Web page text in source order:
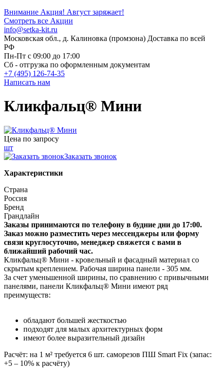
Внимание Акция! Август заряжает!
Смотреть все Акции
info@setka-kit.ru
Московская обл., д. Калиновка (промзона) Доставка по всей
РФ
Пн-Пт с 09:00 до 17:00
Сб - отгрузка по оформленным документам
+7 (495) 126-74-35
Написать нам
Кликфальц® Мини
Цена по запросу
шт
Заказать звонок
Характеристики
Страна
Россия
Бренд
Грандлайн
Заказы принимаются по телефону в будние дни до 17:00.
Заказ можно разместить через мессенджеры или форму
связи круглосуточно, менеджер свяжется с вами в
ближайший рабочий час.
Кликфальц® Мини - кровельный и фасадный материал со
скрытым креплением. Рабочая ширина панели - 305 мм.
За счет уменьшенной ширины, по сравнению с привычными
панелями, панели Кликфальц® Мини имеют ряд
преимуществ:
обладают большей жесткостью
подходят для малых архитектурных форм
имеют более выразительный дизайн
Расчёт: на 1 м² требуется 6 шт. саморезов ПШ Smart Fix (запас:
+5 – 10% к расчёту)